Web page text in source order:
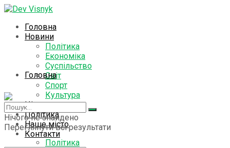
Головна
Новини
Політика
Економіка
Суспільство
Світ
Спорт
Культура
Цікаво знати
Політика
Наше місто
Контакти
Головна
Новини
Політика
Нічого не знайдено
Переглянути всі результати